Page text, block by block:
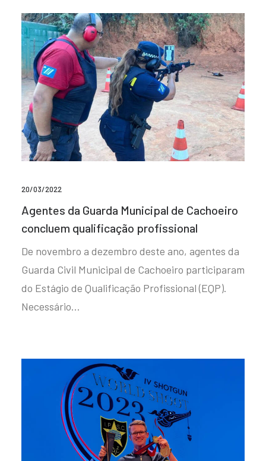
20/03/2022
Agentes da Guarda Municipal de Cachoeiro
concluem qualificação profissional
De novembro a dezembro deste ano, agentes da
Guarda Civil Municipal de Cachoeiro participaram
do Estágio de Qualificação Profissional (EQP).
Necessário…